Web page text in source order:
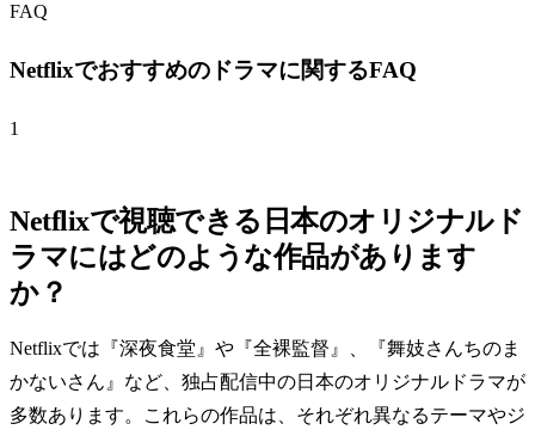
FAQ
Netflixでおすすめのドラマに関するFAQ
1
Netflixで視聴できる日本のオリジナルド
ラマにはどのような作品があります
か？
Netflixでは『深夜食堂』や『全裸監督』、『舞妓さんちのま
かないさん』など、独占配信中の日本のオリジナルドラマが
多数あります。これらの作品は、それぞれ異なるテーマやジ